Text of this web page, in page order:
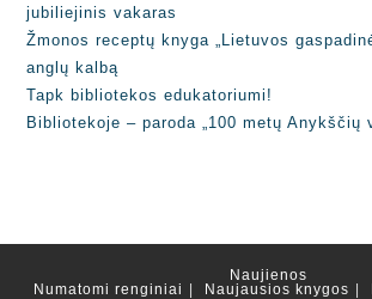
jubiliejinis vakaras
Žmonos receptų knyga „Lietuvos
anglų kalbą
Tapk bibliotekos edukatoriumi!
Bibliotekoje – paroda „100 metų Anykščių
Naujienos
Numatomi renginiai
Naujausios knygos